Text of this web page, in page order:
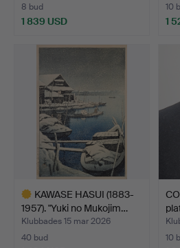
8 bud
1 839 USD
10
1
KAWASE HASUI (1883-
1957). "Yuki no Mukojim…
Klubbades 15 mar 2026
40 bud
10